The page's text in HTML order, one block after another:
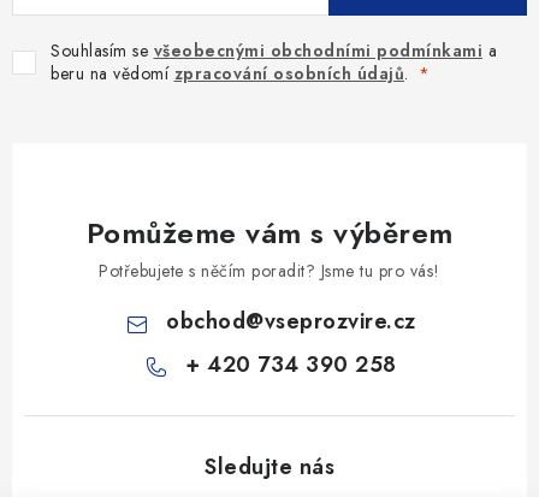
Souhlasím se všeobecnými obchodními podmínkami a
beru na vědomí zpracování osobních údajů.
Pomůžeme vám s výběrem
Potřebujete s něčím poradit? Jsme tu pro vás!
obchod@vseprozvire.cz
+ 420 734 390 258